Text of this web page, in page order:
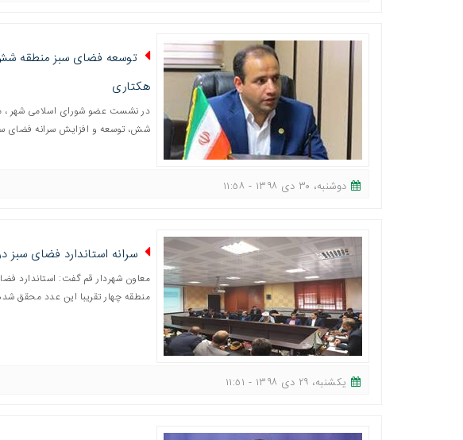
هکتاری
در نشست عضو شورای اسلامی شهر ،
شش، توسعه و افزایش سرانه فضای
دوشنبه، ٣٠ دی ١٣٩٨ - ١١:٥٨
سرانه استاندارد فضای سبز در منطقه ۴
منطقه چهار تقریبا این عدد محقق
یکشنبه، ٢٩ دی ١٣٩٨ - ١١:٥١